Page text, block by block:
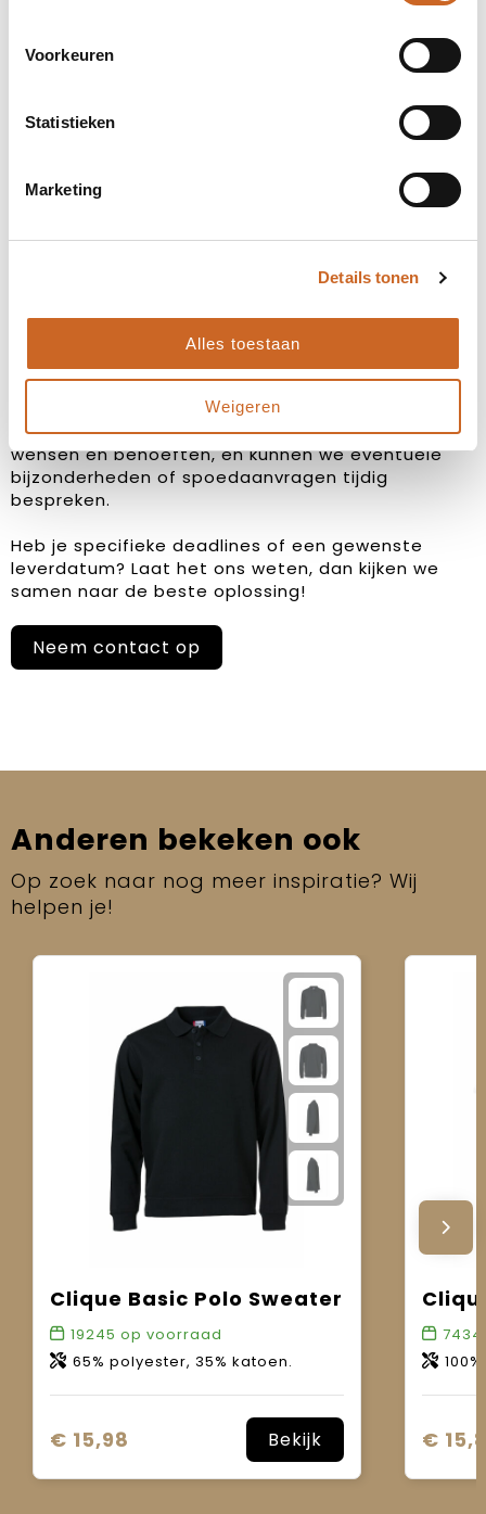
Voorkeuren
Statistieken
Marketing
Details tonen
Alles toestaan
Weigeren
Levertijden in overleg
Bij ons staat klanttevredenheid centraal. Daarom
hanteren we geen vaste levertijden, maar
stemmen we deze altijd in overleg met jou af. Zo
zorgen we ervoor dat de planning aansluit op jouw
wensen en behoeften, en kunnen we eventuele
bijzonderheden of spoedaanvragen tijdig
bespreken.
Heb je specifieke deadlines of een gewenste
leverdatum? Laat het ons weten, dan kijken we
samen naar de beste oplossing!
Neem contact op
Anderen bekeken ook
Op zoek naar nog meer inspiratie? Wij
helpen je!
Clique Basic Polo Sweater
19245 op voorraad
65% polyester, 35% katoen.
€ 15,98 Bekijk
7434
€